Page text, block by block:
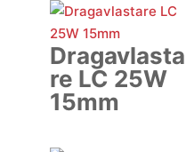
Dragavlasta
re LC 25W
15mm